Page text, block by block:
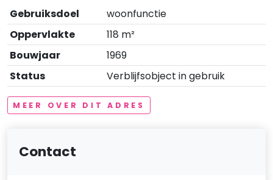
Gebruiksdoel
woonfunctie
Oppervlakte
118 m²
Bouwjaar
1969
Status
Verblijfsobject in gebruik
MEER OVER DIT ADRES
Contact